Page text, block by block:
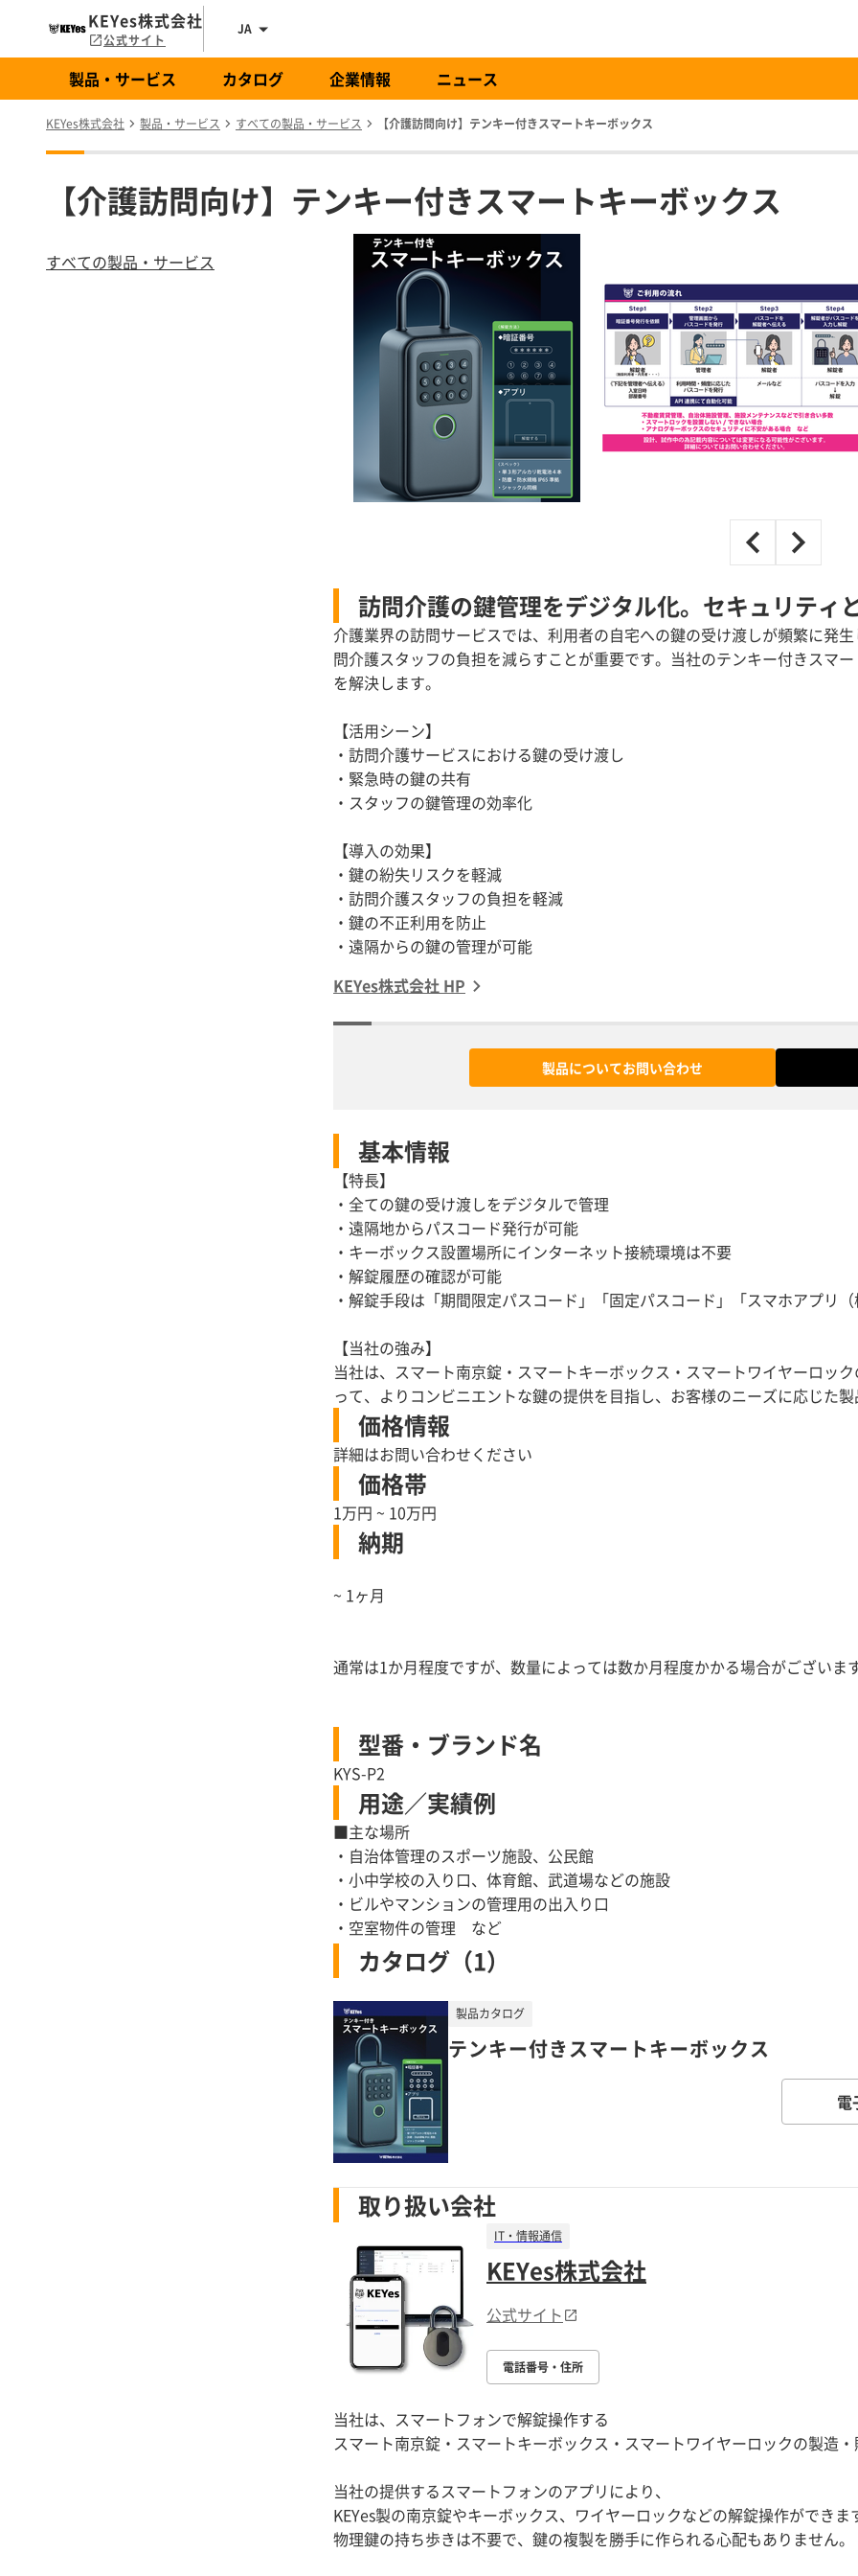
KEYes株式会社
公式サイト
JA
製品・サービス カタログ 企業情報 ニュース
KEYes株式会社 製品・サービス すべての製品・サービス 【介護訪問向け】テンキー付きスマートキーボックス
【介護訪問向け】テンキー付きスマートキーボックス
すべての製品・サービス
訪問介護の鍵管理をデジタル化。セキュリティ
介護業界の訪問サービスでは、利用者の自宅への鍵の受け渡しが頻繁に発
問介護スタッフの負担を減らすことが重要です。当社のテンキー付きスマ
を解決します。
【活用シーン】
・訪問介護サービスにおける鍵の受け渡し
・緊急時の鍵の共有
・スタッフの鍵管理の効率化
【導入の効果】
・鍵の紛失リスクを軽減
・訪問介護スタッフの負担を軽減
・鍵の不正利用を防止
・遠隔からの鍵の管理が可能
KEYes株式会社 HP
製品についてお問い合わせ
基本情報
【特長】
・全ての鍵の受け渡しをデジタルで管理
・遠隔地からパスコード発行が可能
・キーボックス設置場所にインターネット接続環境は不要
・解錠履歴の確認が可能
・解錠手段は「期間限定パスコード」「固定パスコード」「スマホアプリ（
【当社の強み】
当社は、スマート南京錠・スマートキーボックス・スマートワイヤーロッ
って、よりコンビニエントな鍵の提供を目指し、お客様のニーズに応じた製
価格情報
詳細はお問い合わせください
価格帯
1万円 ~ 10万円
納期
~ 1ヶ月
通常は1か月程度ですが、数量によっては数か月程度かかる場合がございま
型番・ブランド名
KYS-P2
用途／実績例
■主な場所
・自治体管理のスポーツ施設、公民館
・小中学校の入り口、体育館、武道場などの施設
・ビルやマンションの管理用の出入り口
・空室物件の管理 など
カタログ（1）
テンキー付きスマートキーボックス
製品カタログ
電
取り扱い会社
IT・情報通信
KEYes株式会社
公式サイト
電話番号・住所
当社は、スマートフォンで解錠操作する
スマート南京錠・スマートキーボックス・スマートワイヤーロックの製造・
当社の提供するスマートフォンのアプリにより、
KEYes製の南京錠やキーボックス、ワイヤーロックなどの解錠操作ができま
物理鍵の持ち歩きは不要で、鍵の複製を勝手に作られる心配もありません。